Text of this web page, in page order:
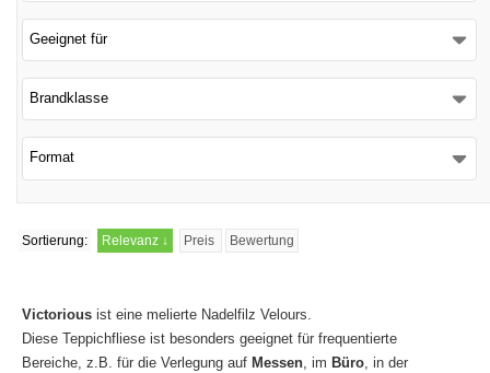
Geeignet für
Brandklasse
Format
Sortierung: Relevanz ↓ Preis Bewertung
Victorious ist eine melierte Nadelfilz Velours.
Diese Teppichfliese ist besonders geeignet für frequentierte
Bereiche, z.B. für die Verlegung auf Messen , im Büro , in der